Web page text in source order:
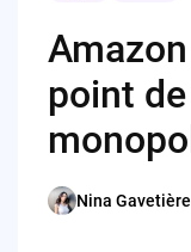
point
Posted
Nina Gavetière